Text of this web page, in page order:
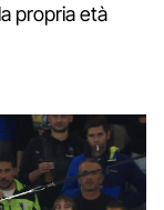
propria età